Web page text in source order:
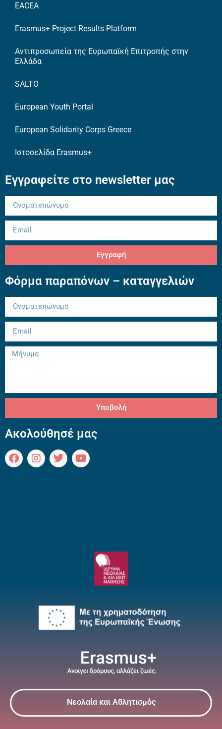
EACEA
Erasmus+ Project Results Platform
Αντιπροσωπεία της Ευρωπαϊκή Επιτροπής στην
Ελλάδα
SALTO
European Youth Portal
European Solidarity Corps Greece
Ιστοσελίδα Erasmus+
Εγγραφείτε στο newsletter μας
Εγγραφή
Φόρμα παραπόνων – καταγγελιών
Υποβολή
Ακολούθησέ μας
Νεολαία και Αθλητισμός